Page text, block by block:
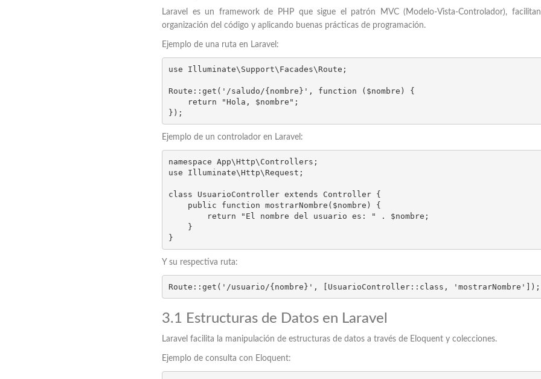
Laravel es un framework de PHP que sigue el patrón MVC (Modelo-Vista-Controlador),
organización del código y aplicando buenas prácticas de programación.
Ejemplo de una ruta en Laravel:
use Illuminate\Support\Facades\Route;
Route::get('/saludo/{nombre}', function ($nombre) {
});
Ejemplo de un controlador en Laravel:
namespace App\Http\Controllers;
use Illuminate\Http\Request;
class UsuarioController extends Controller {
}
Y su respectiva ruta:
Route::get('/usuario/{nombre}', [UsuarioController::class, 'mostrarNombre']);
3.1 Estructuras de Datos en Laravel
Laravel facilita la manipulación de estructuras de datos a través de Eloquent y colecciones.
Ejemplo de consulta con Eloquent: